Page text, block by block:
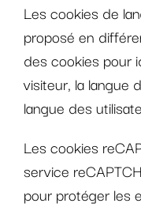
Les cookies de
proposé en
des cookies pour
visiteur, la langue
langue des
Les cookies
service
pour protéger les